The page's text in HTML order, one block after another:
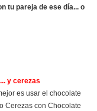
tu pareja de ese día... o
y cerezas
es usar el chocolate
Cerezas con Chocolate